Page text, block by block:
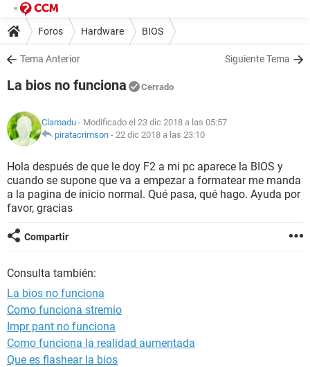
Foros Hardware BIOS
Tema Anterior Siguiente Tema
La bios no funciona Cerrado
Clamadu - Modificado el 23 dic 2018 a las 05:57
piratacrimson - 22 dic 2018 a las 23:10
Hola después de que le doy F2 a mi pc aparece la BIOS y
cuando se supone que va a empezar a formatear me manda
a la pagina de inicio normal. Qué pasa, qué hago. Ayuda por
favor, gracias
Compartir
Consulta también:
La bios no funciona
Como funciona stremio
Impr pant no funciona
Como funciona la realidad aumentada
Que es flashear la bios